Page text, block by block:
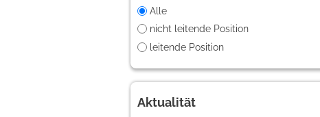
Alle
nicht leitende Position
leitende Position
Aktualität